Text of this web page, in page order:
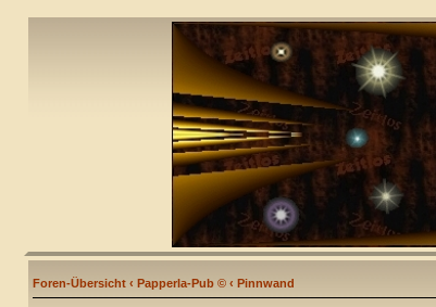
Foren-Übersicht ‹ Papperla-Pub © ‹ Pinnwand